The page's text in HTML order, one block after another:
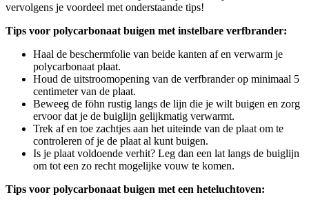
vervolgens je voordeel met onderstaande tips!
Tips voor polycarbonaat buigen met instelbare verfbrander:
Haal de beschermfolie van beide kanten af en verwarm je
polycarbonaat plaat.
Houd de uitstroomopening van de verfbrander op minimaal 5
centimeter van de plaat.
Beweeg de föhn rustig langs de lijn die je wilt buigen en zorg
ervoor dat je de buiglijn gelijkmatig verwarmt.
Trek af en toe zachtjes aan het uiteinde van de plaat om te
controleren of je de plaat al kunt buigen.
Is je plaat voldoende verhit? Leg dan een lat langs de buiglijn
om tot een zo recht mogelijke vouw te komen.
Tips voor polycarbonaat buigen met een heteluchtoven: